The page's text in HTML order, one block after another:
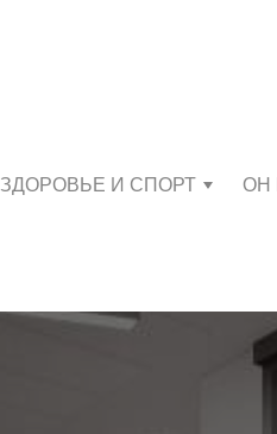
ЗДОРОВЬЕ И СПОРТ ОН